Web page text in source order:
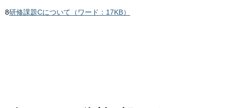
8研修課題Cについて（ワード：17KB）